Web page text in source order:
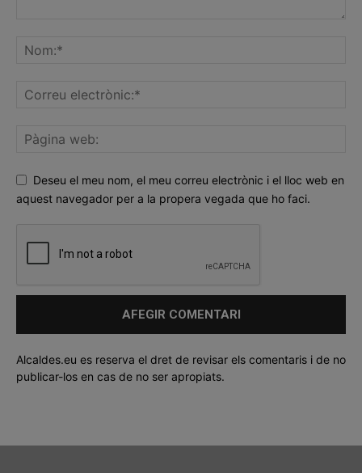
Deseu el meu nom, el meu correu electrònic i el lloc web en
aquest navegador per a la propera vegada que ho faci.
Alcaldes.eu es reserva el dret de revisar els comentaris i de no
publicar-los en cas de no ser apropiats.